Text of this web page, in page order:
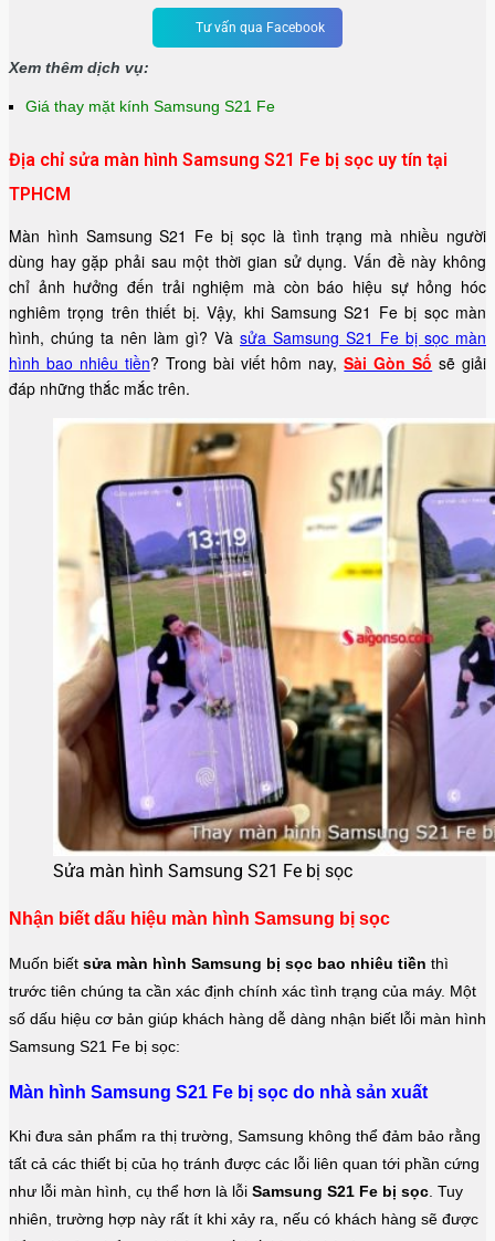
Tư vấn qua Facebook
Xem thêm dịch vụ:
Giá thay mặt kính Samsung S21 Fe
Địa chỉ sửa màn hình Samsung S21 Fe bị sọc uy tín tại
TPHCM
Màn hình Samsung S21 Fe bị sọc là tình trạng mà nhiều người
dùng hay gặp phải sau một thời gian sử dụng. Vấn đề này không
chỉ ảnh hưởng đến trải nghiệm mà còn báo hiệu sự hỏng hóc
nghiêm trọng trên thiết bị. Vậy, khi Samsung S21 Fe bị sọc màn
hình, chúng ta nên làm gì? Và sửa Samsung S21 Fe bị sọc màn
hình bao nhiêu tiền? Trong bài viết hôm nay,Sài Gòn Số sẽ giải
đáp những thắc mắc trên.
Sửa màn hình Samsung S21 Fe bị sọc
Nhận biết dấu hiệu màn hình Samsung bị sọc
Muốn biết sửa màn hình Samsung bị sọc bao nhiêu tiền thì
trước tiên chúng ta cần xác định chính xác tình trạng của máy. Một
số dấu hiệu cơ bản giúp khách hàng dễ dàng nhận biết lỗi màn hình
Samsung S21 Fe bị sọc:
Màn hình Samsung S21 Fe bị sọc do nhà sản xuất
Khi đưa sản phẩm ra thị trường, Samsung không thể đảm bảo rằng
tất cả các thiết bị của họ tránh được các lỗi liên quan tới phần cứng
như lỗi màn hình, cụ thể hơn là lỗi Samsung S21 Fe bị sọc . Tuy
nhiên, trường hợp này rất ít khi xảy ra, nếu có khách hàng sẽ được